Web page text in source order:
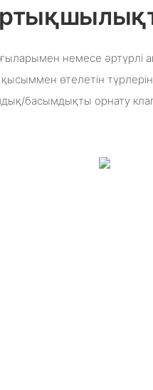
немесе
өтелетін
басымдықты орнату